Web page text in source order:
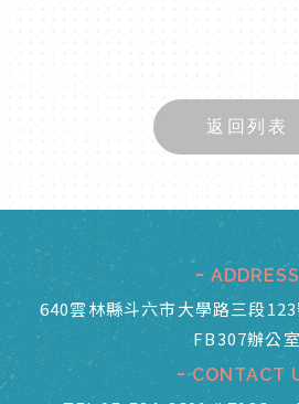
返回列表
ADDRESS
640雲林縣斗六市大學路三段
FB307辦公
CONTACT